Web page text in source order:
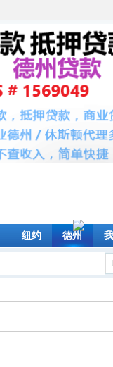
纽约 德州